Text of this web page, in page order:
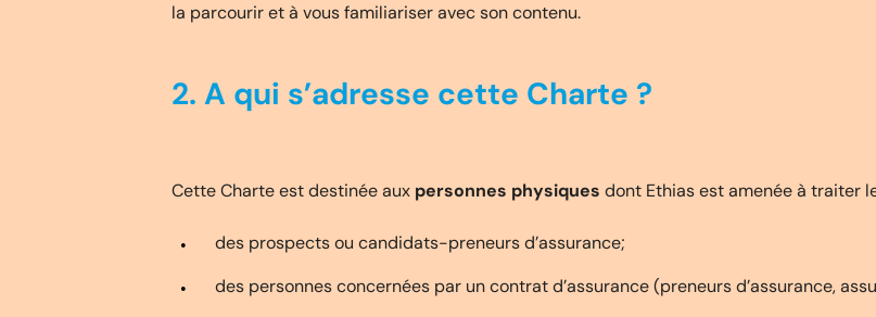
la parcourir et à vous familiariser avec son contenu.
2. A qui s’adresse cette Charte ?
Cette Charte est destinée aux personnes physiques dont Ethias est amenée à traiter
des prospects ou candidats-preneurs d’assurance;
des personnes concernées par un contrat d’assurance (preneurs d’assurance,